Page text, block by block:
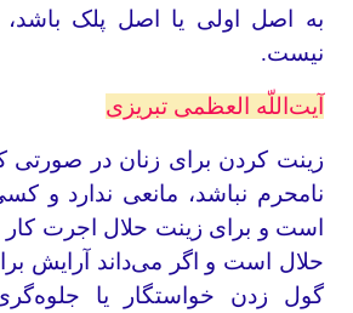
به اصل اولی یا اصل پلک باشد،
نیست.
آیت‌اللّه العظمی تبریزی
زینت کردن برای زنان در صورتی
نامحرم نباشد، مانعی ندارد و
است و برای زینت حلال اجرت
حلال است و اگر می‌داند آرایش
گول زدن خواستگار یا